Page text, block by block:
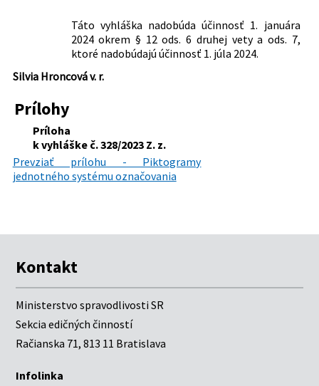
Táto vyhláška nadobúda účinnosť 1. januára
2024 okrem § 12 ods. 6 druhej vety a ods. 7,
ktoré nadobúdajú účinnosť 1. júla 2024.
Silvia Hroncová v. r.
Prílohy
Príloha
k vyhláške č. 328/2023 Z. z.
Prevziať prílohu - Piktogramy
jednotného systému označovania
Kontakt
Ministerstvo spravodlivosti SR
Sekcia edičných činností
Račianska 71, 813 11 Bratislava
Infolinka